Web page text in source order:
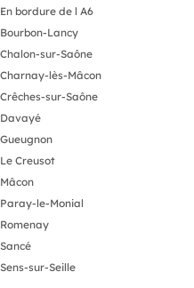
21989 RSAC 880486675
- AGENCE BEAUNE
En bordure de l A6
Bourbon-Lancy
Chalon-sur-Saône
Charnay-lès-Mâcon
Crêches-sur-Saône
Davayé
Gueugnon
Le Creusot
Mâcon
Paray-le-Monial
Romenay
Sancé
Sens-sur-Seille